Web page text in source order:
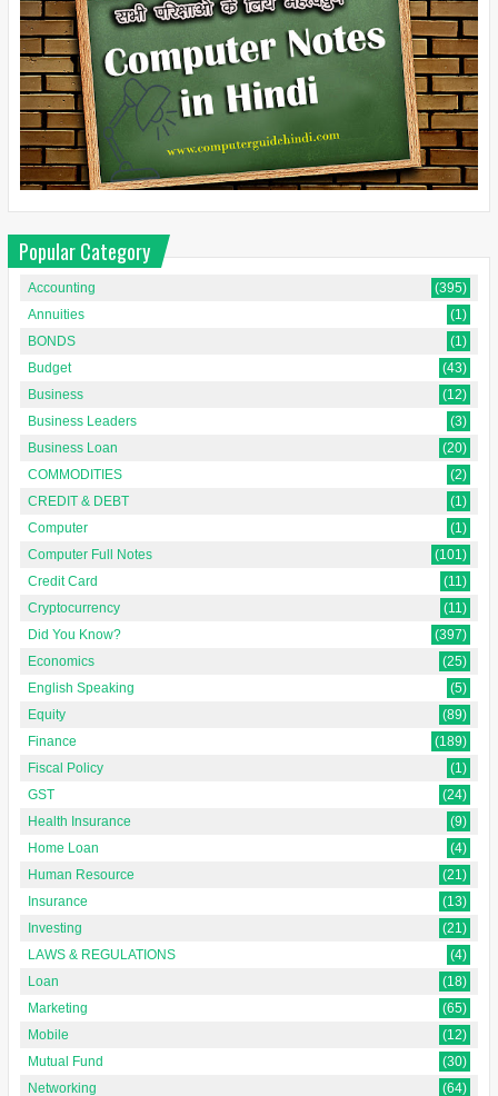
Popular Category
Accounting
(395)
Annuities
(1)
BONDS
(1)
Budget
(43)
Business
(12)
Business Leaders
(3)
Business Loan
(20)
COMMODITIES
(2)
CREDIT & DEBT
(1)
Computer
(1)
Computer Full Notes
(101)
Credit Card
(11)
Cryptocurrency
(11)
Did You Know?
(397)
Economics
(25)
English Speaking
(5)
Equity
(89)
Finance
(189)
Fiscal Policy
(1)
GST
(24)
Health Insurance
(9)
Home Loan
(4)
Human Resource
(21)
Insurance
(13)
Investing
(21)
LAWS & REGULATIONS
(4)
Loan
(18)
Marketing
(65)
Mobile
(12)
Mutual Fund
(30)
Networking
(64)